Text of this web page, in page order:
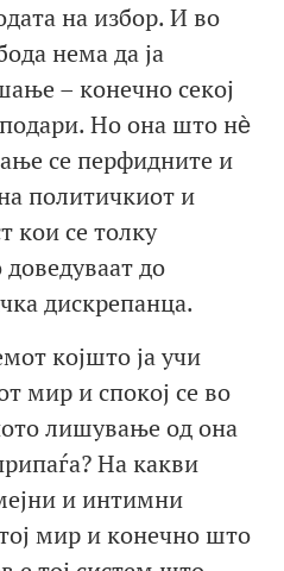
на избор. И во
нема да ја
– конечно секој
Но она што нѐ
се перфидните и
политичкиот и
кои се толку
до
дискрепанца.
којшто ја учи
мир и спокој се во
лишување од она
На какви
и интимни
мир и конечно што